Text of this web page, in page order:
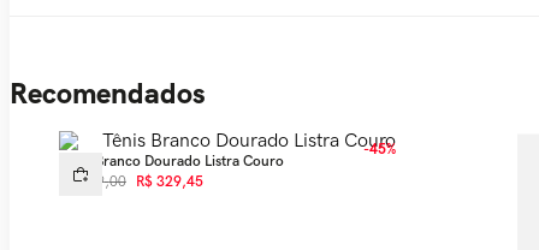
Recomendados
-45%
Tênis Branco Dourado Listra Couro
R$ 599,00 R$ 329,45